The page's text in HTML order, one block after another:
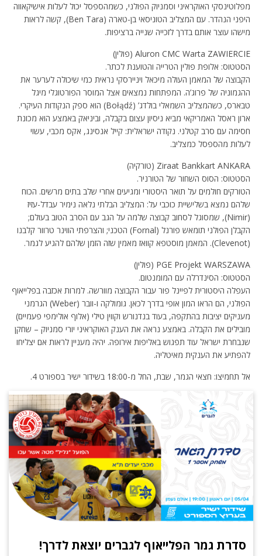
מפלוטינסקי האוקראיני וסמניוק הפולני, כשמהספסל יכול לעלות אישיקאווה
היפני הנהדר. עם המצליב הטוניסאי בן-טארה (Ben Tara), קשה לראות
מישהו עוצר אותם בדרך לזכייה שנייה ברציפות.
Aluron CMC Warta ZAWIERCIE (פולין)
הסטטוס: אלופת פולין הטרייה והטוענת לכתר.
הקבוצה של המאמן העולה מיכאל ויניירסקי נראית כמי שיכולה לערער את
ההגמוניה של פרוג’ה. המפתחות נמצאים אצל המוסר הפורטוגלי מיגל
טבארס, כשהמצליב השמאלי בולדג’ (Bołądź) הוא ספק הנקודות העיקרי.
ארון ראסל האמריקאי מביא ניסיון עצום בקבלה, וביניאק באמצע הוא מכונת
חסימה עם סרב קטלני. נקודה ישראלית: קייל אנסינג, אקס מכבי, עשוי
לעלות מהספסל כמצליב.
Ziraat Bankkart ANKARA (טורקיה)
הסטטוס: הסוס השחור של הטורניר.
הטורקים חולמים על תואר היסטורי ומגיעים אחרי שלב בתים מרשים. הכוח
שלהם נמצא בשלישיית כוכבי על: המצליב הבלתי נלאה נימיר עבדל-עזיז
(Nimir), שמסוגל לסחוב קבוצה שלמה על הגב עם הסרב הטוב בעולם;
הקבלן הפולני תומאש פורנל (Fornal) הטכני; והצרפתי הווינר טרוור קלבנו
(Clevenot). המאמן מוסטפא קוואז מאמין שזה הזמן שלהם להגיע לגמר.
PGE Projekt WARSZAWA (פולין)
הסטטוס: הסינדרלה עם המומנטום.
העפלה היסטורית לפיינל פור עבור הקבוצה מוורשה. למרות אכזבה בפלייאוף
הפולני, הם הראו המון אופי בדרך לכאן. גומולקה ו-וובר (Weber) הגרמני
מעניקים יציבות בהתקפה, בעוד בנדנורש וקווין טילי (אלוף אולימפי פעמיים)
מובילים את הקבלה. באמצע נראה את הענק האוקראיני יורי סמניוק – שחקן
שנבחרת ישראל עוד תפגוש באליפות אירופה. יהיה מעניין לראות אם יצליחו
להפתיע את הענקית מאיטליה.
אל תחמיצו: חצאי הגמר, שבת, החל מ-18:00 בשידור ישיר בספורט 4.
סדרת גמר הפלייאוף לגברים יוצאת לדרך!